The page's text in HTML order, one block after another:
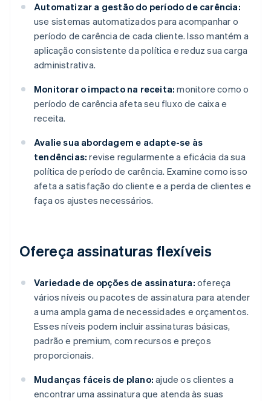
Automatizar a gestão do período de carência:
use sistemas automatizados para acompanhar o
período de carência de cada cliente. Isso mantém a
aplicação consistente da política e reduz sua carga
administrativa.
Monitorar o impacto na receita: monitore como o
período de carência afeta seu fluxo de caixa e
receita.
Avalie sua abordagem e adapte-se às
tendências: revise regularmente a eficácia da sua
política de período de carência. Examine como isso
afeta a satisfação do cliente e a perda de clientes e
faça os ajustes necessários.
Ofereça assinaturas flexíveis
Variedade de opções de assinatura: ofereça
vários níveis ou pacotes de assinatura para atender
a uma ampla gama de necessidades e orçamentos.
Esses níveis podem incluir assinaturas básicas,
padrão e premium, com recursos e preços
proporcionais.
Mudanças fáceis de plano: ajude os clientes a
encontrar uma assinatura que atenda às suas